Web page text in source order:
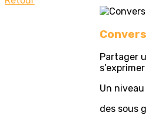
Partager
Un
des sous